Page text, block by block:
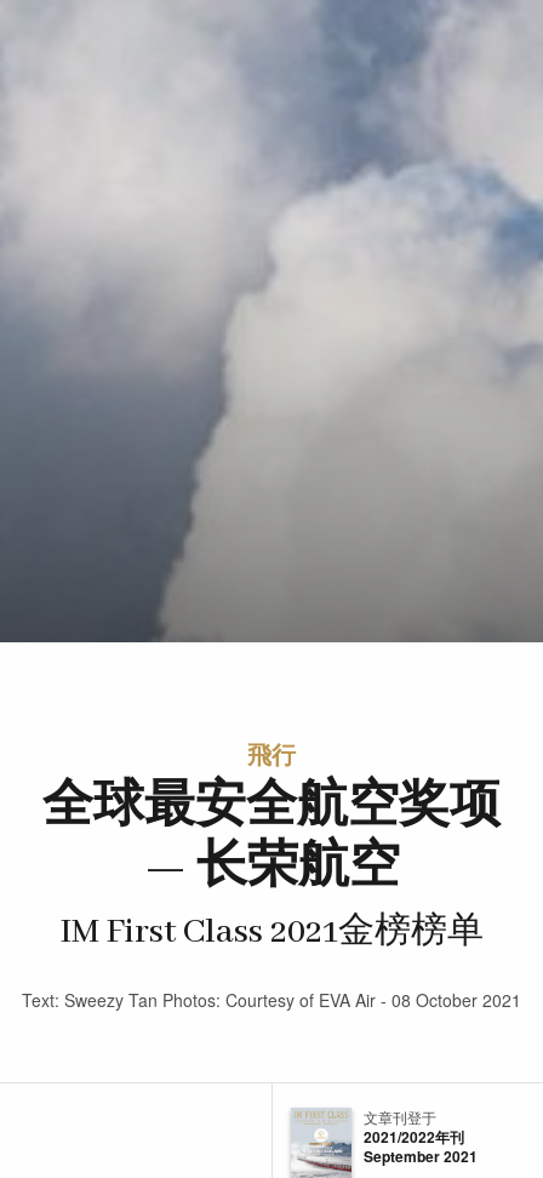
飛行
全球最安全航空奖项
— 长荣航空
IM First Class 2021金榜榜单
Text: Sweezy Tan Photos: Courtesy of EVA Air - 08 October 2021
文章刊登于
2021/2022年刊
September 2021